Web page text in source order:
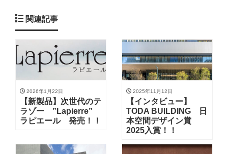
関連記事
2026年1月22日
【新製品】次世代のテ
ラゾー ”Lapierre”
ラピエール 発売！！
2025年11月12日
【インタビュー】
TODA BUILDING 日
本空間デザイン賞
2025入賞！！